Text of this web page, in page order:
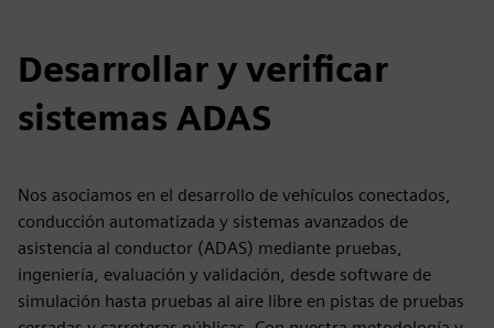
Desarrollar y verificar
sistemas ADAS
Nos asociamos en el desarrollo de vehículos conectados,
conducción automatizada y sistemas avanzados de
asistencia al conductor (ADAS) mediante pruebas,
ingeniería, evaluación y validación, desde software de
simulación hasta pruebas al aire libre en pistas de pruebas